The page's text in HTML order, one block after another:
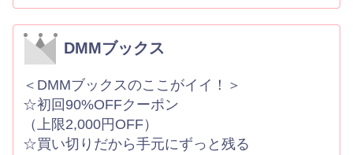
DMMブックス
＜DMMブックスのここがイイ！＞
☆初回90%OFFクーポン
（上限2,000円OFF）
☆買い切りだから手元にずっと残る